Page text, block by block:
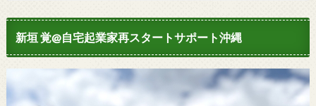
新垣 覚@自宅起業家再スタートサポート沖縄